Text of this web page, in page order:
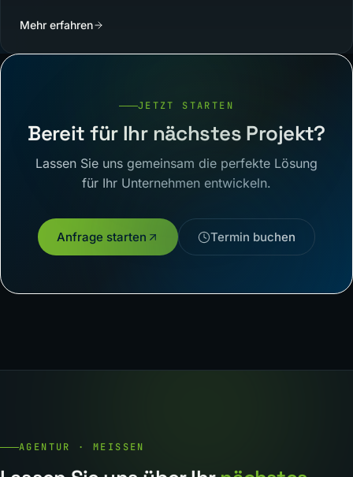
Mehr erfahren
JETZT STARTEN
Bereit für Ihr nächstes Projekt?
Lassen Sie uns gemeinsam die perfekte Lösung
für Ihr Unternehmen entwickeln.
Anfrage starten Termin buchen
AGENTUR · MEISSEN